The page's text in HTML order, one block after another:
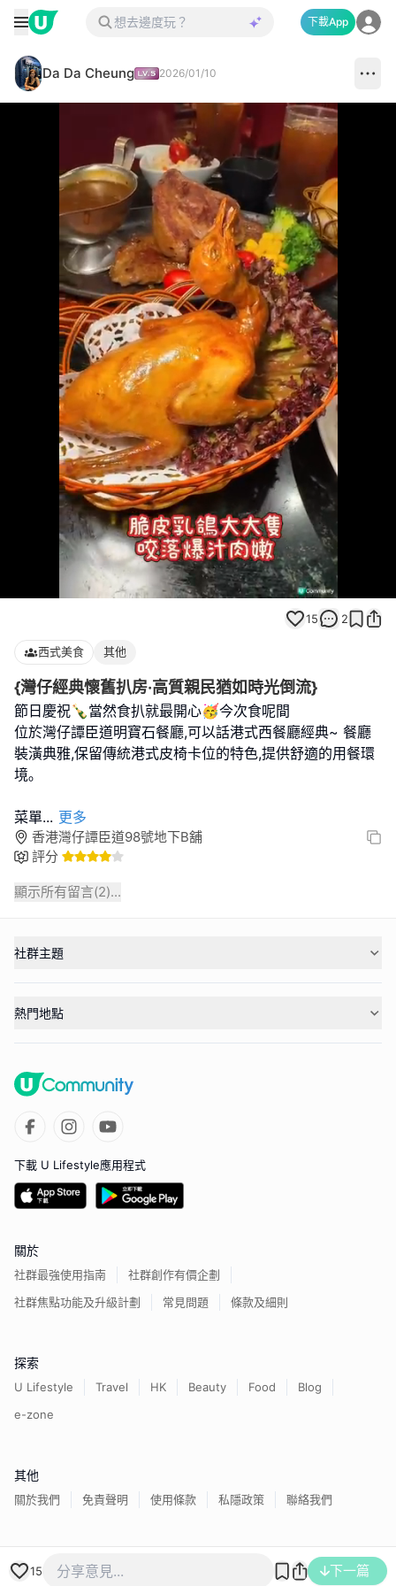
下載App
Da Da Cheung 2026/01/10
Loaded:
100.00%
15 2
西式美食 其他
{灣仔經典懷舊扒房·高質親民猶如時光倒流}
節日慶祝🍾當然食扒就最開心🥳今次食呢間
位於灣仔譚臣道明寶石餐廳,可以話港式西餐廳經典~ 餐廳
裝潢典雅,保留傳統港式皮椅卡位的特色,提供舒適的用餐環
境｡
菜單... 更多
香港灣仔譚臣道98號地下B舖
評分
顯示所有留言(2)...
15 下一篇
社群主題
熱門地點
下載 U Lifestyle應用程式
關於
社群最強使用指南
社群創作有價企劃
社群焦點功能及升級計劃
常見問題 條款及細則
探索
U Lifestyle Travel HK Beauty Food
Blog
e-zone
其他
關於我們 免責聲明 使用條款 私隱政策 聯絡我們
香港經濟日報版權所有©